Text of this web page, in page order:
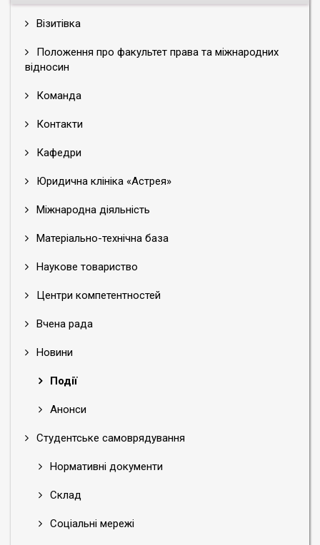
Візитівка
Положення про факультет права та міжнародних
відносин
Команда
Контакти
Кафедри
Юридична клініка «Астрея»
Міжнародна діяльність
Матеріально-технічна база
Наукове товариство
Центри компетентностей
Вчена рада
Новини
Події
Анонси
Студентське самоврядування
Нормативні документи
Склад
Соціальні мережі